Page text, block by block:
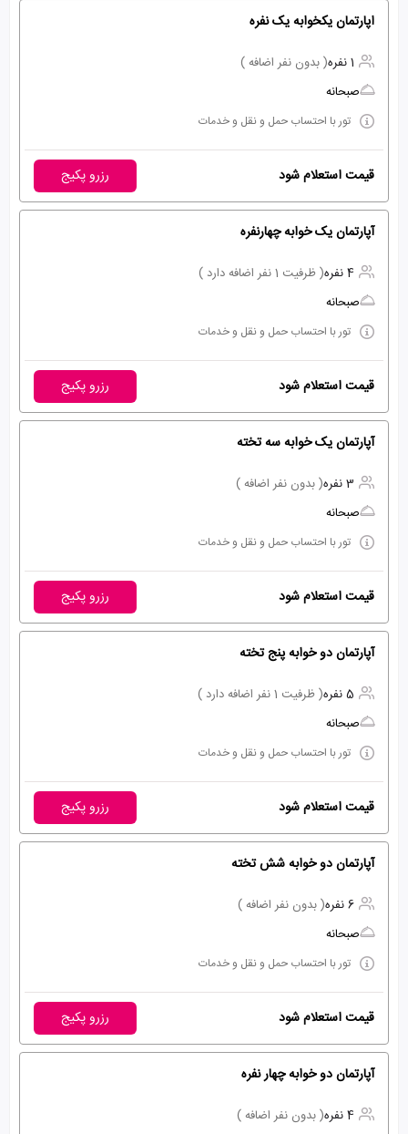
اپارتمان یکخوابه یک نفره
1 نفره
( بدون نفر اضافه )
صبحانه
تور با احتساب حمل و نقل و خدمات
قیمت استعلام شود رزرو پکیج
آپارتمان یک خوابه چهارنفره
4 نفره
( ظرفیت 1 نفر اضافه دارد )
صبحانه
تور با احتساب حمل و نقل و خدمات
قیمت استعلام شود رزرو پکیج
آپارتمان یک خوابه سه تخته
3 نفره
( بدون نفر اضافه )
صبحانه
تور با احتساب حمل و نقل و خدمات
قیمت استعلام شود رزرو پکیج
آپارتمان دو خوابه پنج تخته
5 نفره
( ظرفیت 1 نفر اضافه دارد )
صبحانه
تور با احتساب حمل و نقل و خدمات
قیمت استعلام شود رزرو پکیج
آپارتمان دو خوابه شش تخته
6 نفره
( بدون نفر اضافه )
صبحانه
تور با احتساب حمل و نقل و خدمات
قیمت استعلام شود رزرو پکیج
آپارتمان دو خوابه چهار نفره
4 نفره ( بدون نفر اضافه )